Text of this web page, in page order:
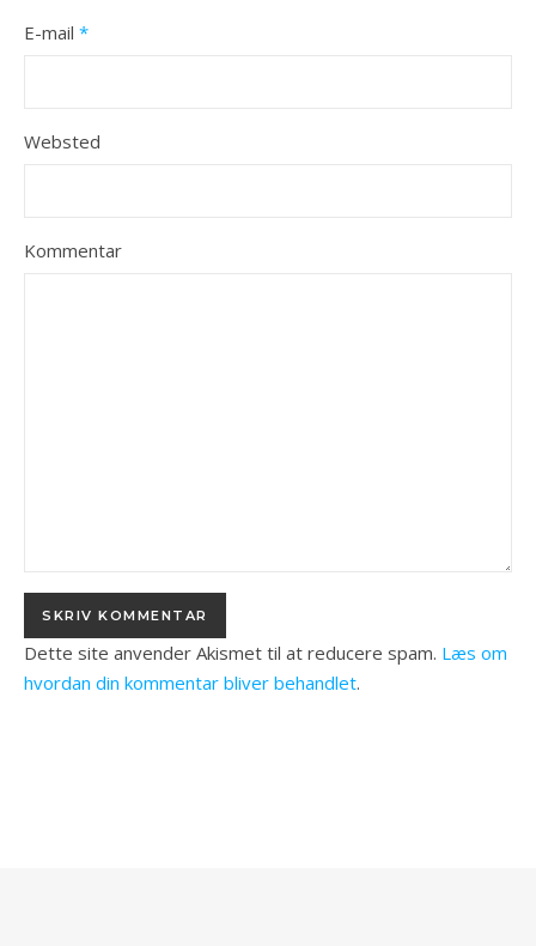
E-mail *
Websted
Kommentar
Dette site anvender Akismet til at reducere spam. Læs om
hvordan din kommentar bliver behandlet.